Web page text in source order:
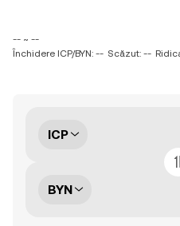
-- ~ --
Închidere ICP/BYN: -- Scăzut: --
ICP
BYN